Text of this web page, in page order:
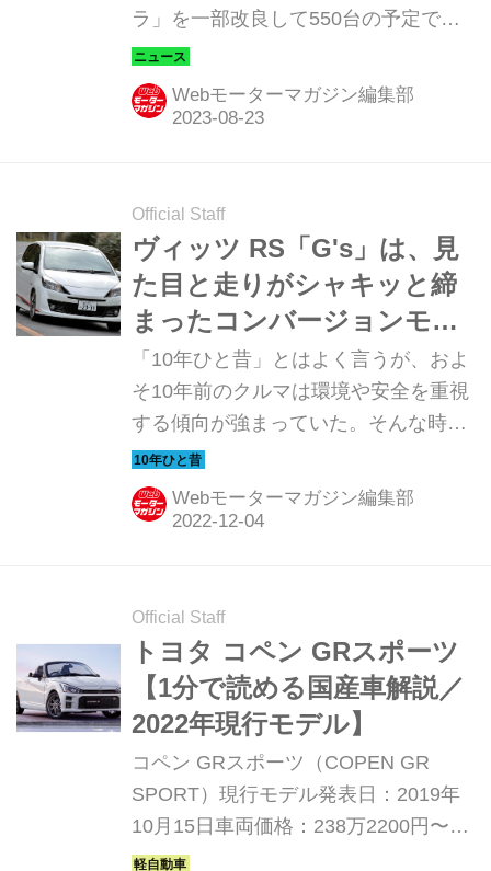
ラ」を一部改良して550台の予定で抽
選販売する。申し込みはWebで受け付
け、9月下旬より順次商談を開始し
て、販売開始は2023年秋頃を予定して
Webモーターマガジン編集部
Official Staff
ヴィッツ RS「G's」は、見
た目と走りがシャキッと締
まったコンバージョンモデ
ルだった【10年ひと昔の新
車】
「10年ひと昔」とはよく言うが、およ
そ10年前のクルマは環境や安全を重視
する傾向が強まっていた。そんな時代
のニューモデル試乗記を当時の記事と
写真で紹介していこう。今回は、トヨ
タ ヴィッツ RS「G’ｓ」だ。
Webモーターマガジン編集部
Official Staff
トヨタ コペン GRスポーツ
【1分で読める国産車解説／
2022年現行モデル】
コペン GRスポーツ（COPEN GR
SPORT）現行モデル発表日：2019年
10月15日車両価格：238万2200円〜
243万7200円